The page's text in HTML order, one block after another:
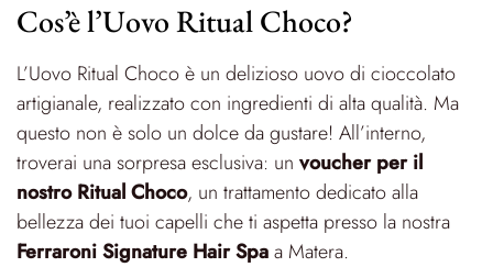
Cos’è l’Uovo Ritual Choco?
L’Uovo Ritual Choco è un delizioso uovo di cioccolato
artigianale, realizzato con ingredienti di alta qualità. Ma
questo non è solo un dolce da gustare! All’interno,
troverai una sorpresa esclusiva: un voucher per il
nostro Ritual Choco, un trattamento dedicato alla
bellezza dei tuoi capelli che ti aspetta presso la nostra
Ferraroni Signature Hair Spaa Matera.